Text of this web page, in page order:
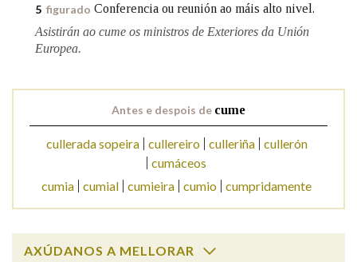
Marcas gramaticais
LIMPAR
5 figurado Conferencia ou reunión ao máis alto nivel.
Asistirán ao cume os ministros de Exteriores da Unión
Europea.
Antes e despois de cume
cullerada sopeira cullereiro culleriña
cullerón
cumáceos
cumia cumial cumieira cumio cumpridamente
AXÚDANOS A MELLORAR